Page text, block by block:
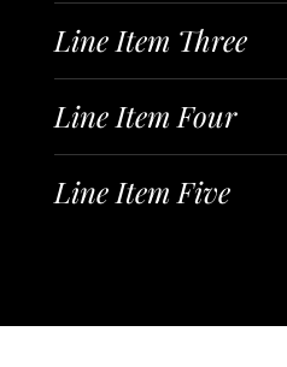
Line Item Three
Line Item Four
Line Item Five